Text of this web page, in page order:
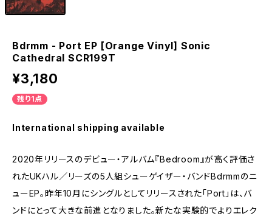
Bdrmm - Port EP [Orange Vinyl] Sonic
Cathedral SCR199T
¥3,180
残り1点
International shipping available
2020年リリースのデビュー・アルバム『Bedroom』が高く評価さ
れたUKハル／リーズの5人組シューゲイザー・バンドBdrmmのニ
ューEP。昨年10月にシングルとしてリリースされた「Port」は、バ
ンドにとって大きな前進となりました。新たな実験的でよりエレク